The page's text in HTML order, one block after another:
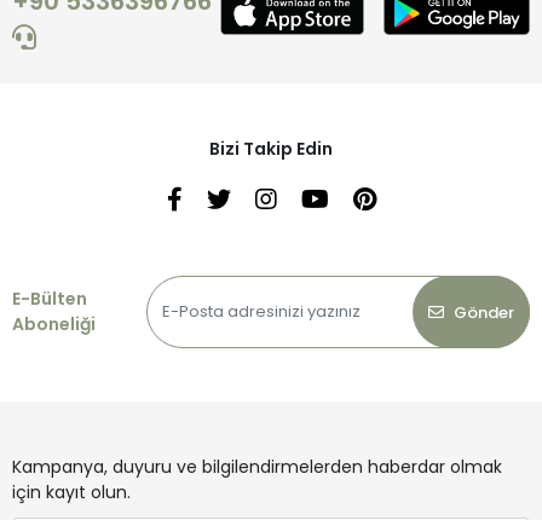
Bizi Takip Edin
E-Bülten
Aboneliği
Gönder
Kampanya, duyuru ve bilgilendirmelerden haberdar olmak
için kayıt olun.